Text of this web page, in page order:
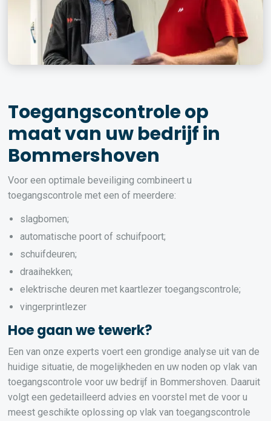
Toegangscontrole op
maat van uw bedrijf in
Bommershoven
Voor een optimale beveiliging combineert u
toegangscontrole met een of meerdere:
slagbomen;
automatische poort of schuifpoort;
schuifdeuren;
draaihekken;
elektrische deuren met kaartlezer toegangscontrole;
vingerprintlezer
Hoe gaan we tewerk?
Een van onze experts voert een grondige analyse uit van de
huidige situatie, de mogelijkheden en uw noden op vlak van
toegangscontrole voor uw bedrijf in Bommershoven. Daaruit
volgt een gedetailleerd advies en voorstel met de voor u
meest geschikte oplossing op vlak van toegangscontrole